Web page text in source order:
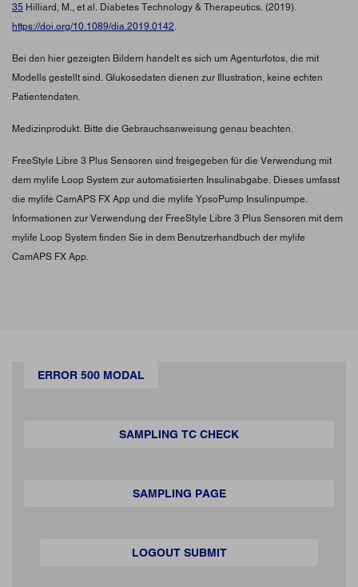
35 Hilliard, M., et al. Diabetes Technology & Therapeutics. (2019).
https://doi.org/10.1089/dia.2019.0142.
Bei den hier gezeigten Bildern handelt es sich um Agenturfotos, die mit
Modells gestellt sind. Glukosedaten dienen zur Illustration, keine echten
Patientendaten.
Medizinprodukt. Bitte die Gebrauchsanweisung genau beachten.
FreeStyle Libre 3 Plus Sensoren sind freigegeben für die Verwendung mit
dem mylife Loop System zur automatisierten Insulinabgabe. Dieses umfasst
die mylife CamAPS FX App und die mylife YpsoPump Insulinpumpe.
Informationen zur Verwendung der FreeStyle Libre 3 Plus Sensoren mit dem
mylife Loop System finden Sie in dem Benutzerhandbuch der mylife
CamAPS FX App.
ERROR 500 MODAL
SAMPLING TC CHECK
SAMPLING PAGE
LOGOUT SUBMIT